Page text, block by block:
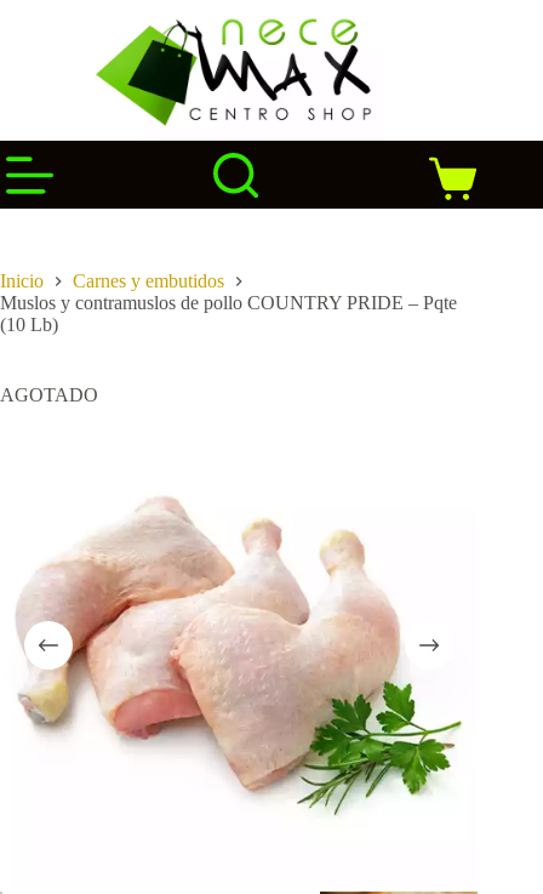
Carro
de
Inicio
Carnes y embutidos
Muslos y contramuslos de pollo COUNTRY PRIDE – Pqte
(10 Lb)
AGOTADO